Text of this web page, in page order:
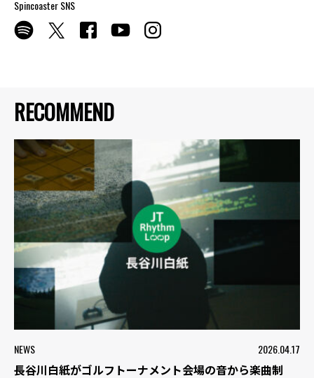
RECOMMEND
NEWS 2026.04.17
長谷川白紙がゴルフトーナメント会場の音から楽曲制
Spincoaster SNS